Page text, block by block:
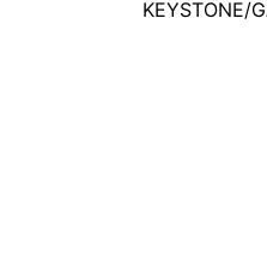
KEYSTONE/